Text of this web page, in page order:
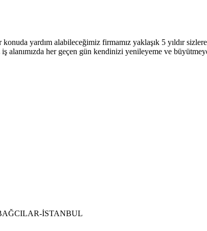
yardım alabileceğimiz firmamız yaklaşık 5 yıldır
her geçen gün kendinizi yenileyeme ve
BAĞCILAR-İSTANBUL